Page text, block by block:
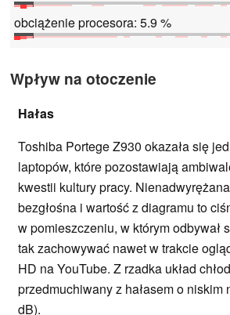
obciążenie procesora: 5.9 %
Wpływ na otoczenie
Hałas
Toshiba Portege Z930 okazała się
laptopów, które pozostawiają
kwestii kultury pracy.
bezgłośna i wartość z diagramu to
w pomieszczeniu, w którym odbywał
tak zachowywać nawet w trakcie
HD na YouTube. Z rzadka układ
przedmuchiwany z hałasem o niskim
dB).